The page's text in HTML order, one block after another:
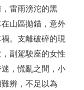
雷雨滂沱的黑
山區拋錨，意外
。支離破碎的現
副駕駛座的女性
，慌亂之間，小
辨，不足以為